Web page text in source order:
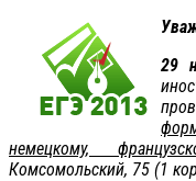
29
немецкому,
Комсомольский, 75 (1